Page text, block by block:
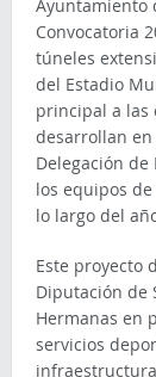
Ayuntamiento
Convocatoria
túneles
del Estadio
principal a las
desarrollan
Delegación
los equipos
lo largo del
Este proyecto
Diputación de
Hermanas en
servicios